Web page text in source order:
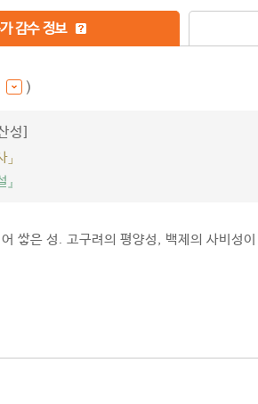
감수 정보
)
성]
」
』
쌓은 성. 고구려의 평양성, 백제의 사비성